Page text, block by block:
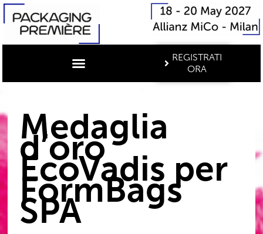
REGISTRATI
ORA
Medaglia
d’oro
EcoVadis per
FormBags
SPA